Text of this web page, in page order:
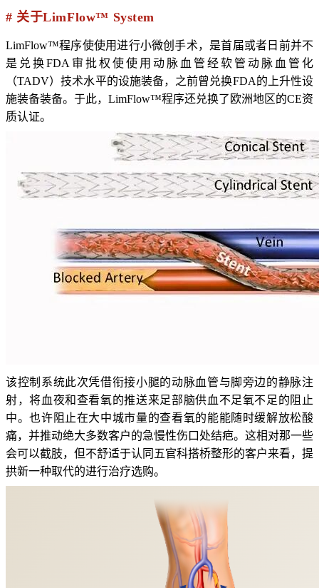
# 关于LimFlow™ System
LimFlow™程序使使用进行小微创手术，是首届或者日前并不
是兑换FDA审批权使使用动脉血管经软管动脉血管化
（TADV）技术水平的设施装备，之前曾兑换FDA的上升性设
施装备装备。于此，LimFlow™程序还兑换了欧洲地区的CE资
质认证。
该控制系统此次凭借衔接小腿的动脉血管与脚旁边的静脉注
射，将血夜和查看氧的推送来足部脑供血不足氧不足的阻止
中。也许阻止在大中城市量的查看氧的能能随时缓解放松酸
痛，并推动绝大多数客户的急慢性伤口处结疤。这相对那一些
会可以截肢，但不舒适于认同五官科搭桥整形的客户来看，提
拱新一种取代的进行治疗选购。